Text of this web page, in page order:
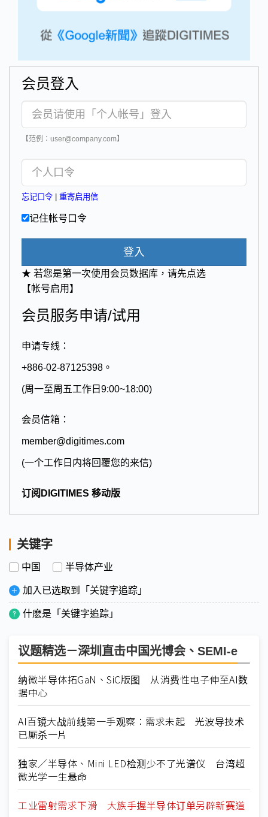
会员登入
【范例：user@company.com】
忘记口令 重寄启用信
记住帐号口令
登入
★ 若您是第一次使用会员数据库，请先点选
【帐号启用】
会员服务申请/试用
申请专线：
+886-02-87125398。
(周一至周五工作日9:00~18:00)
会员信箱：
member@digitimes.com
(一个工作日内将回覆您的来信)
订阅DIGITIMES 移动版
关键字
中国 半导体产业
加入已选取到「关键字追踪」
什麽是「关键字追踪」
议题精选－深圳直击中国光博会、SEMI-e
纳微半导体拓GaN、SiC版图 从消费性电子伸至AI数
据中心
AI百镜大战前线第一手观察：需求未起 光波导技术
已厮杀一片
独家／半导体、Mini LED检测少不了光谱仪 台湾超
微光学一生悬命
工业雷射需求下滑 大族手握半导体订单另辟新赛道